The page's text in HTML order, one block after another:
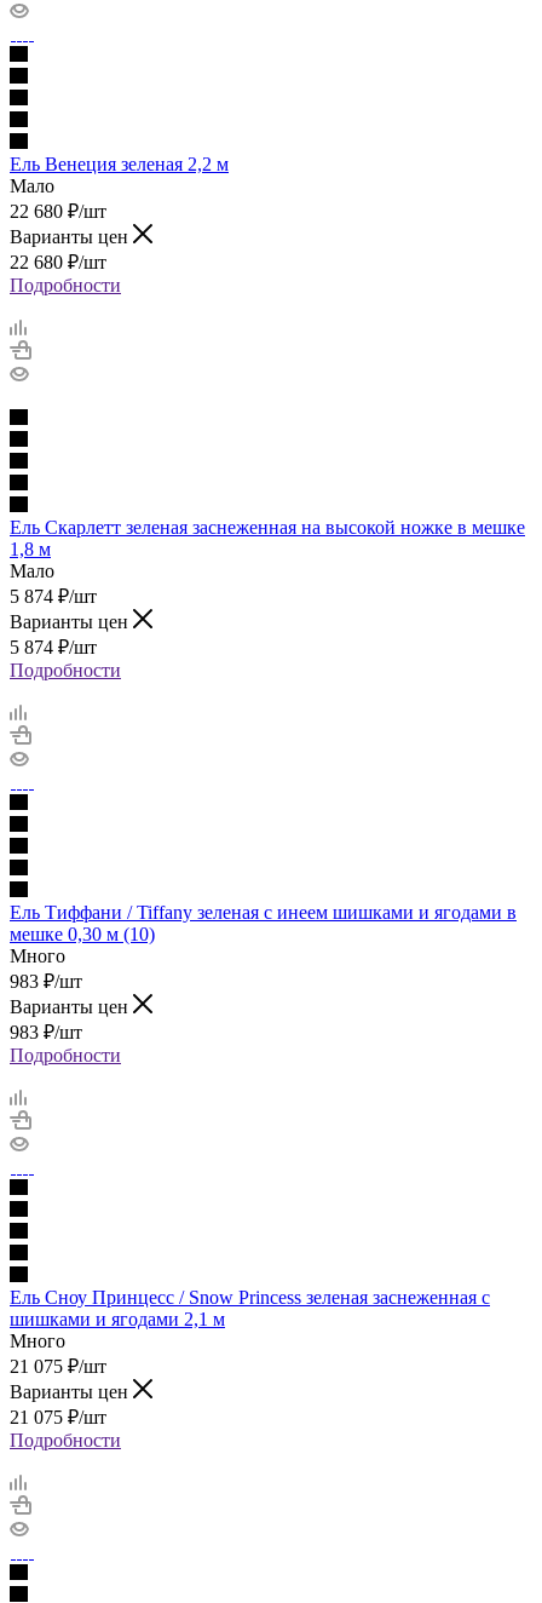
Ель Венеция зеленая 2,2 м
Мало
22 680 ₽/шт
Варианты цен
22 680 ₽/шт
Подробности
Ель Скарлетт зеленая заснеженная на высокой ножке в мешке
1,8 м
Мало
5 874 ₽/шт
Варианты цен
5 874 ₽/шт
Подробности
Ель Тиффани / Tiffany зеленая с инеем шишками и ягодами в
мешке 0,30 м (10)
Много
983 ₽/шт
Варианты цен
983 ₽/шт
Подробности
Ель Сноу Принцесс / Snow Princess зеленая заснеженная с
шишками и ягодами 2,1 м
Много
21 075 ₽/шт
Варианты цен
21 075 ₽/шт
Подробности